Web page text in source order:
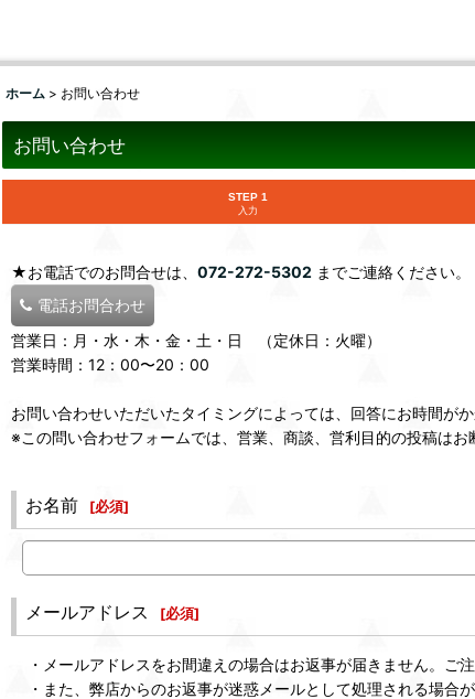
ホーム > お問い合わせ
お問い合わせ
STEP 1
入力
★お電話でのお問合せは、 072-272-5302 までご連絡ください。
電話お問合わせ
営業日：月・水・木・金・土・日 （定休日：火曜）
営業時間：12：00〜20：00
お問い合わせいただいたタイミングによっては、回答にお時間が
※この問い合わせフォームでは、営業、商談、営利目的の投稿はお
お名前 [必須]
メールアドレス [必須]
・メールアドレスをお間違えの場合はお返事が届きません。ご注
・また、弊店からのお返事が迷惑メールとして処理される場合